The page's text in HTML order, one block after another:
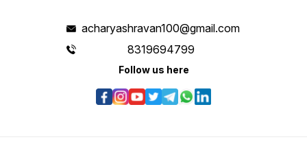
acharyashravan100@gmail.com
8319694799
Follow us here